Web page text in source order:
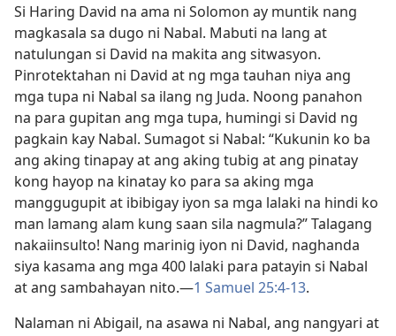
Si Haring David na ama ni Solomon ay muntik nang
magkasala sa dugo ni Nabal. Mabuti na lang at
natulungan si David na makita ang sitwasyon.
Pinrotektahan ni David at ng mga tauhan niya ang
mga tupa ni Nabal sa ilang ng Juda. Noong panahon
na para gupitan ang mga tupa, humingi si David ng
pagkain kay Nabal. Sumagot si Nabal: “Kukunin ko ba
ang aking tinapay at ang aking tubig at ang pinatay
kong hayop na kinatay ko para sa aking mga
manggugupit at ibibigay iyon sa mga lalaki na hindi ko
man lamang alam kung saan sila nagmula?” Talagang
nakaiinsulto! Nang marinig iyon ni David, naghanda
siya kasama ang mga 400 lalaki para patayin si Nabal
at ang sambahayan nito.—1 Samuel 25:4-13.
Nalaman ni Abigail, na asawa ni Nabal, ang nangyari at